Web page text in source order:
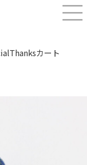
（スペシ